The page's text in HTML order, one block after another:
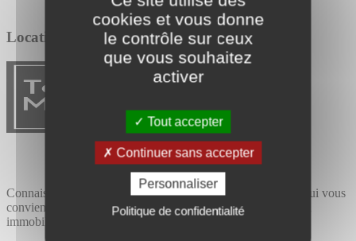
cookies et vous donne
le contrôle sur ceux
que vous souhaitez
activer
Tout accepter
Continuer sans accepter
Personnaliser
Politique de confidentialité
Location / Vente
Connaissance du terrain et expertise métier, trouvez le bien qui vous
convient avec Tourny Meyer, cabinet de conseil spécialisé en
immobilier professionnel.